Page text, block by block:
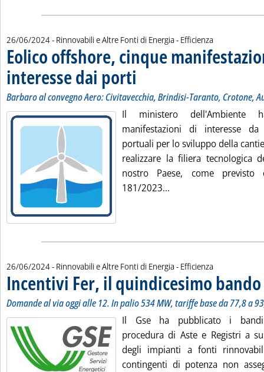
26/06/2024- Rinnovabili e Altre Fonti di Energia - Efficienza
Eolico offshore, cinque
interesse dai porti . Sottotitolo: Barbaro al convegno Aero:
. Pubblicata mercoledì 26 giugno 2024 alle
Barbaro al convegno Aero: Civitavecchia, Brindisi-Taranto, Crotone,
Il ministero dell'Ambiente
manifestazioni di interesse
portuali per lo sviluppo della
realizzare la filiera tecnologica
nostro Paese, come previsto
181/2023...
26/06/2024- Rinnovabili e Altre Fonti di Energia - Efficienza
Incentivi Fer, il quindicesimo bando
Domande al via oggi alle 12. In palio 534 MW, tariffe base da 77,8 a
Il Gse ha pubblicato i bandi
procedura di Aste e Registri a
degli impianti a fonti
contingenti di potenza non